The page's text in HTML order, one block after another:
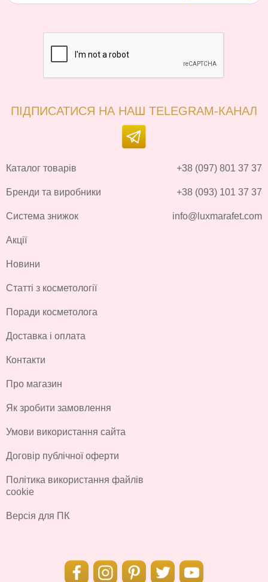
ПІДПИСАТИСЯ НА НАШ TELEGRAM-КАНАЛ
Каталог товарів
Бренди та виробники
Система знижок
Акції
Новини
Статті з косметології
Поради косметолога
Доставка і оплата
Контакти
Про магазин
Як зробити замовлення
Умови використання сайта
Договір публічної оферти
Політика використання файлів
cookie
Версія для ПК
+38 (097) 801 37 37
+38 (093) 101 37 37
info@luxmarafet.com